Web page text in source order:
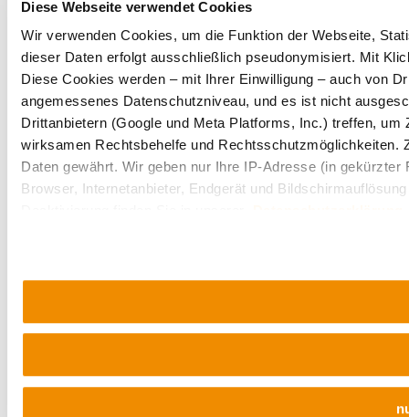
Diese Webseite verwendet Cookies
Wir verwenden Cookies, um die Funktion der Webseite,
dieser Daten erfolgt ausschließlich pseudonymisiert. Mit
Diese Cookies werden – mit Ihrer Einwilligung – auch von
angemessenes Datenschutzniveau, und es ist nicht
Drittanbietern (Google und Meta Platforms, Inc.) treffen,
wirksamen Rechtsbehelfe und Rechtsschutzmöglichkeiten.
Daten gewährt. Wir geben nur Ihre IP-Adresse (in
Browser, Internetanbieter, Endgerät und